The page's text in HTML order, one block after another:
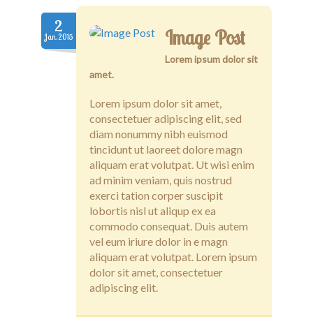
2
Jan.2015 Image Post
Lorem ipsum dolor sit
amet.
Lorem ipsum dolor sit amet,
consectetuer adipiscing elit, sed
diam nonummy nibh euismod
tincidunt ut laoreet dolore magn
aliquam erat volutpat. Ut wisi enim
ad minim veniam, quis nostrud
exerci tation corper suscipit
lobortis nisl ut aliqup ex ea
commodo consequat. Duis autem
vel eum iriure dolor in e magn
aliquam erat volutpat. Lorem ipsum
dolor sit amet, consectetuer
adipiscing elit.